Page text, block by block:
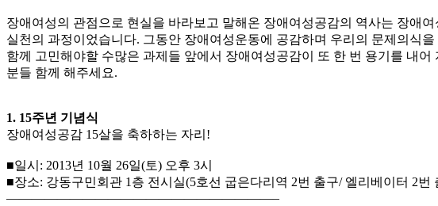
장애여성의 관점으로 현실을 바라보고 말해온 장애여성공감의 역사는 장애
실천의 과정이었습니다. 그동안 장애여성운동에 공감하며 우리의 문제의식
함께 고민해야할 수많은 과제들 앞에서 장애여성공감이 또 한 번 용기를 내
분들 함께 해주세요.
1. 15주년 기념식
장애여성공감 15살을 축하하는 자리!
■일시: 2013년 10월 26일(토) 오후 3시
■장소: 강동구민회관 1층 전시실(5호선 굽은다리역 2번 출구/ 엘리베이터 2번
—————————————————————–